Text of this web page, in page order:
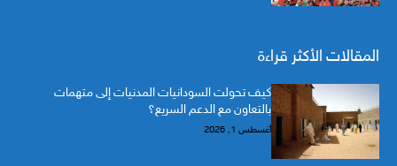
المقالات الأكثر قراءة
كيف تحولت السودانيات المدنيات إلى متهمات
بالتعاون مع الدعم السريع؟
أغسطس 1, 2026